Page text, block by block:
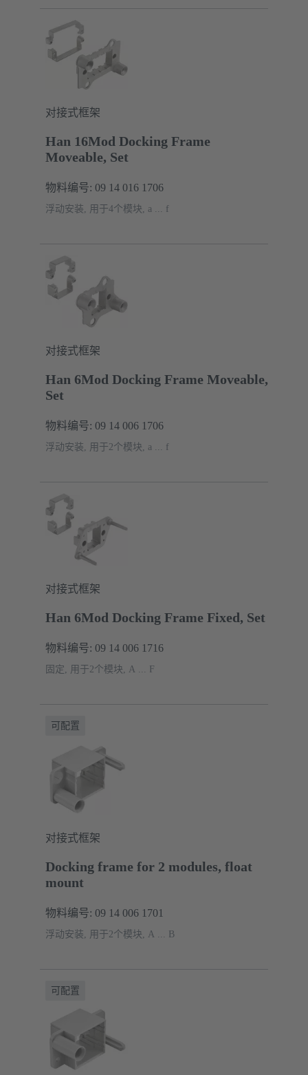
对接式框架
Han 16Mod Docking Frame
Moveable, Set
物料编号: 09 14 016 1706
浮动安装, 用于4个模块, a ... f
对接式框架
Han 6Mod Docking Frame Moveable,
Set
物料编号: 09 14 006 1706
浮动安装, 用于2个模块, a ... f
对接式框架
Han 6Mod Docking Frame Fixed, Set
物料编号: 09 14 006 1716
固定, 用于2个模块, A ... F
可配置
对接式框架
Docking frame for 2 modules, float
mount
物料编号: 09 14 006 1701
浮动安装, 用于2个模块, A ... B
可配置